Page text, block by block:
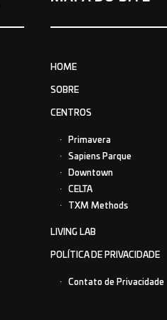
HOME
SOBRE
CENTROS
Primavera
Sapiens Parque
Downtown
CELTA
TXM Methods
LIVING LAB
POLÍTICA DE PRIVACIDADE
Contato de Privacidade